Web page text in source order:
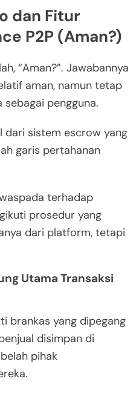
dan Fitur
P2P (Aman?)
“Aman?”. Jawabannya
aman, namun tetap
pengguna.
dari sistem escrow yang
garis pertahanan
terhadap
prosedur yang
dari platform, tetapi
Utama Transaksi
brankas yang dipegang
disimpan di
pihak